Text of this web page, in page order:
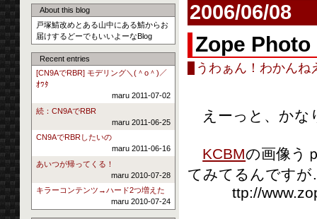
About this blog
戸塚鯖改めとある山中にある鯖からお
届けするどーでもいいよーなBlog
Recent entries
[CN9AでRBR] モデリング＼(＾o＾)／
ｵﾜﾀ
maru 2011-07-02
続：CN9AでRBR
maru 2011-06-25
CN9AでRBRしたいの
maru 2011-06-16
あいつが帰ってくる！
maru 2010-07-28
キラーコンテンツ→ハード2つ増えた
maru 2010-07-24
2006/06/08
Zope
うわぁん！わかんね
えーっと、かな
KCBMの画像う
てみてるんです
ttp://